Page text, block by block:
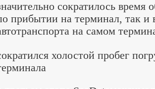
сократилось время
прибытии на терминал, так и
на самом
холостой пробег